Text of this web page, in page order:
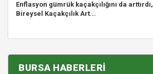
Enflasyon gümrük kaçakçılığını da arttırdı,
Bireysel Kaçakçılık Art...
BURSA HABERLERİ